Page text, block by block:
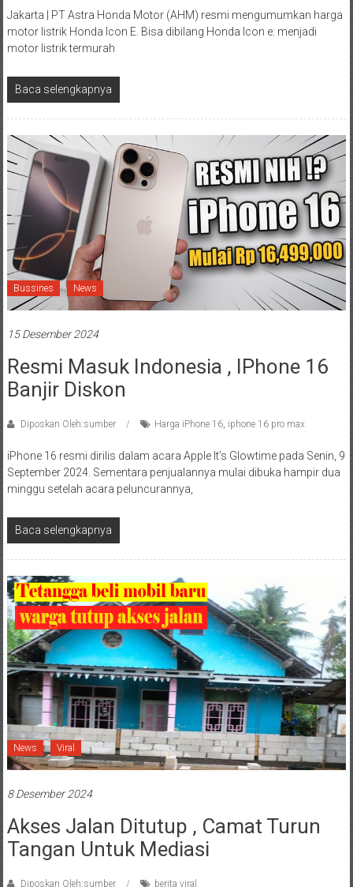
Jakarta | PT Astra Honda Motor (AHM) resmi mengumumkan harga
motor listrik Honda Icon E. Bisa dibilang Honda Icon e: menjadi
motor listrik termurah
Baca selengkapnya
Bussines News
15 Desember 2024
Resmi Masuk Indonesia , IPhone 16
Banjir Diskon
Diposkan Oleh:sumber Harga iPhone 16, iphone 16 pro max
iPhone 16 resmi dirilis dalam acara Apple It’s Glowtime pada Senin, 9
September 2024. Sementara penjualannya mulai dibuka hampir dua
minggu setelah acara peluncurannya,
Baca selengkapnya
News Viral
8 Desember 2024
Akses Jalan Ditutup , Camat Turun
Tangan Untuk Mediasi
Diposkan Oleh:sumber berita viral